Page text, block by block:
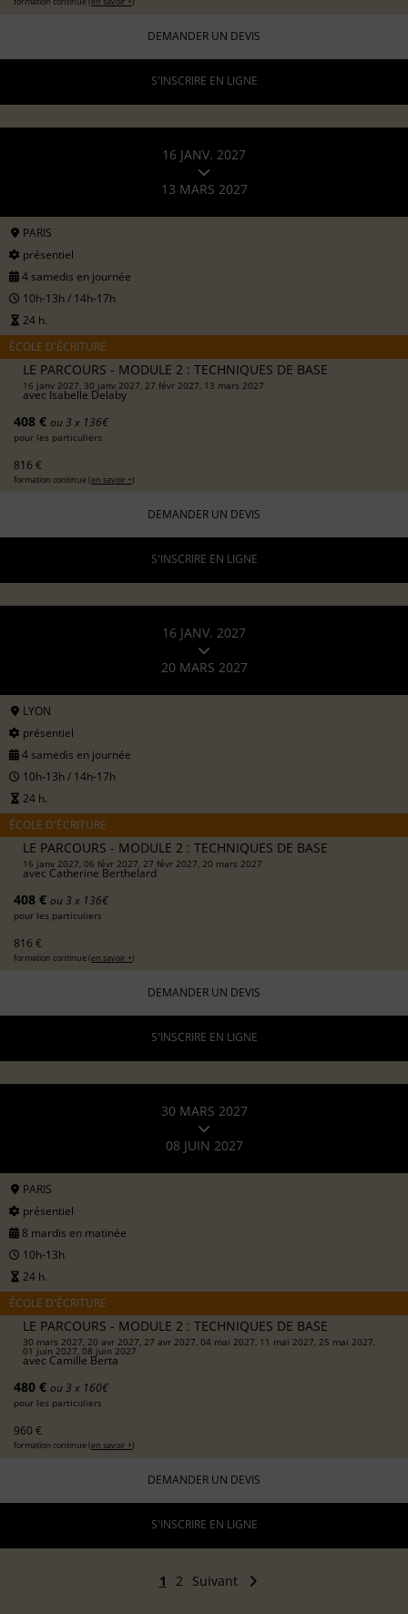
DEMANDER UN DEVIS
S'INSCRIRE EN LIGNE
16 JANV. 2027
13 MARS 2027
PARIS
présentiel
4 samedis en journée
10h-13h / 14h-17h
24 h.
ÉCOLE D'ÉCRITURE
LE PARCOURS - MODULE 2 : TECHNIQUES DE BASE
16 janv 2027, 30 janv 2027, 27 févr 2027, 13 mars 2027
avec Isabelle Delaby
408 € ou 3 x 136€
pour les particuliers
816 €
formation continue (en savoir +)
DEMANDER UN DEVIS
S'INSCRIRE EN LIGNE
16 JANV. 2027
20 MARS 2027
LYON
présentiel
4 samedis en journée
10h-13h / 14h-17h
24 h.
ÉCOLE D'ÉCRITURE
LE PARCOURS - MODULE 2 : TECHNIQUES DE BASE
16 janv 2027, 06 févr 2027, 27 févr 2027, 20 mars 2027
avec Catherine Berthelard
408 € ou 3 x 136€
pour les particuliers
816 €
formation continue (en savoir +)
DEMANDER UN DEVIS
S'INSCRIRE EN LIGNE
30 MARS 2027
08 JUIN 2027
PARIS
présentiel
8 mardis en matinée
10h-13h
24 h.
ÉCOLE D'ÉCRITURE
LE PARCOURS - MODULE 2 : TECHNIQUES DE BASE
30 mars 2027, 20 avr 2027, 27 avr 2027, 04 mai 2027, 11 mai 2027, 25 mai 2027,
01 juin 2027, 08 juin 2027
avec Camille Berta
480 € ou 3 x 160€
pour les particuliers
960 €
formation continue (en savoir +)
DEMANDER UN DEVIS
S'INSCRIRE EN LIGNE
1 2 Suivant